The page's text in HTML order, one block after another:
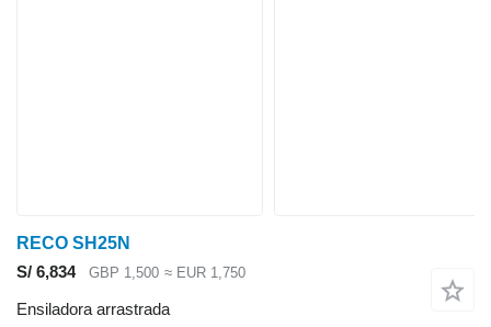
RECO SH25N
S/ 6,834
GBP 1,500 ≈ EUR 1,750
Ensiladora arrastrada